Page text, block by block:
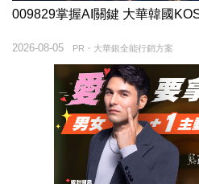
009829掌握AI關鍵 大華韓國
PR・大華銀全能行銷方案
2026-08-05